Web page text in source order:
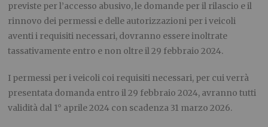
previste per l’accesso abusivo, le domande per il rilascio e il
rinnovo dei permessi e delle autorizzazioni per i veicoli
aventi i requisiti necessari, dovranno essere inoltrate
tassativamente entro e non oltre il 29 febbraio 2024.
I permessi per i veicoli coi requisiti necessari, per cui verrà
presentata domanda entro il 29 febbraio 2024, avranno tutti
validità dal 1° aprile 2024 con scadenza 31 marzo 2026.